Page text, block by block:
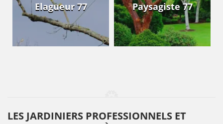
Elagueur 77 Paysagiste 77
LES JARDINIERS PROFESSIONNELS ET